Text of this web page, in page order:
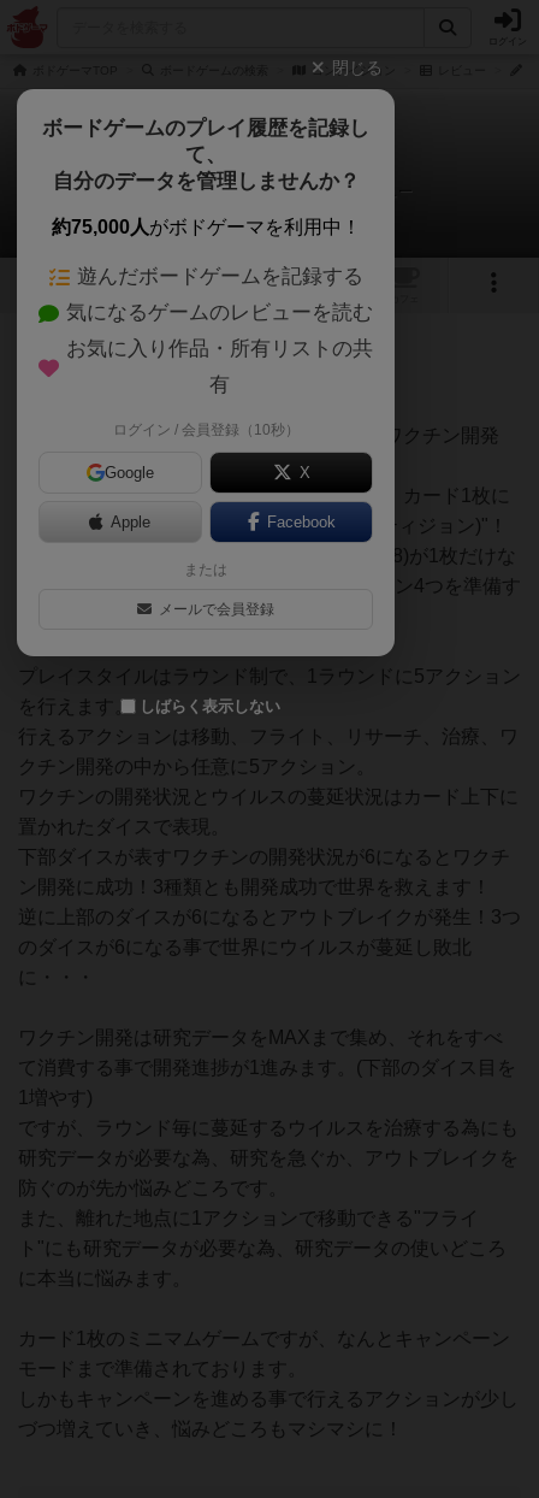
コンテイジョン
コンテイジョン
五行思想【ごぎょうしそう】さんのレビュー
4 3
470名 4名 0 約6年前
これでデータは集まった！オスロへ飛んでワクチン開発
名作パンデミックをぎゅぎゅ！と濃縮して、カード1枚に
落とし込んだのがこの"CONTEGION(コンティジョン)"！
PnPですが、ボードはポーカーサイズ(63x88)が1枚だけな
ので超簡単！その他はダイスが8個とトークン4つを準備す
プレイスタイルはラウンド制で、1ラウンドに5アクション
を行えます。
行えるアクションは移動、フライト、リサーチ、治療、ワ
クチン開発の中から任意に5アクション。
ワクチンの開発状況とウイルスの蔓延状況はカード上下に
置かれたダイスで表現。
下部ダイスが表すワクチンの開発状況が6になるとワクチ
ン開発に成功！3種類とも開発成功で世界を救えます！
逆に上部のダイスが6になるとアウトブレイクが発生！3つ
のダイスが6になる事で世界にウイルスが蔓延し敗北
に・・・
ワクチン開発は研究データをMAXまで集め、それをすべ
て消費する事で開発進捗が1進みます。(下部のダイス目を
1増やす)
ですが、ラウンド毎に蔓延するウイルスを治療する為にも
研究データが必要な為、研究を急ぐか、アウトブレイクを
防ぐのが先か悩みどころです。
また、離れた地点に1アクションで移動できる"フライ
ト"にも研究データが必要な為、研究データの使いどころ
に本当に悩みます。
カード1枚のミニマムゲームですが、なんとキャンペーン
モードまで準備されております。
しかもキャンペーンを進める事で行えるアクションが少し
づつ増えていき、悩みどころもマシマシに！
閉じる
ボードゲームのプレイ履歴を記録し
て、
自分のデータを管理しませんか？
約75,000人がボドゲーマを利用中！
遊んだボードゲームを記録する
気になるゲームのレビューを読む
お気に入り作品・所有リストの共
有
ログイン / 会員登録（10秒）
Google X
Apple Facebook
または
メールで会員登録
しばらく表示しない